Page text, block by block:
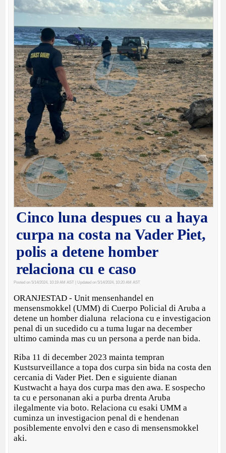
Cinco luna despues cu a haya
curpa na costa na Vader Piet,
polis a detene homber
relaciona cu e caso
Posted on 5/14/2024, 10:19 AM AST | Updated on 5/14/2024, 10:20 AM AST
ORANJESTAD - Unit mensenhandel en
mensensmokkel (UMM) di Cuerpo Policial di Aruba a
detene un homber dialuna relaciona cu e investigacion
penal di un sucedido cu a tuma lugar na december
ultimo caminda mas cu un persona a perde nan bida.
Riba 11 di december 2023 mainta tempran
Kustsurveillance a topa dos curpa sin bida na costa den
cercania di Vader Piet. Den e siguiente dianan
Kustwacht a haya dos curpa mas den awa. E sospecho
ta cu e personanan aki a purba drenta Aruba
ilegalmente via boto. Relaciona cu esaki UMM a
cuminza un investigacion penal di e hendenan
posiblemente envolvi den e caso di mensensmokkel
aki.